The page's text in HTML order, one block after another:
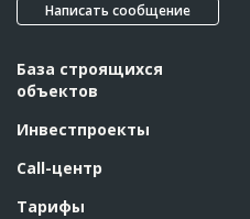
Написать сообщение
База строящихся
объектов
Инвестпроекты
Call-центр
Тарифы